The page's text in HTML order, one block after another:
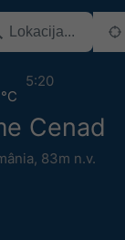
Cenad
, 83m n.v.
5:20